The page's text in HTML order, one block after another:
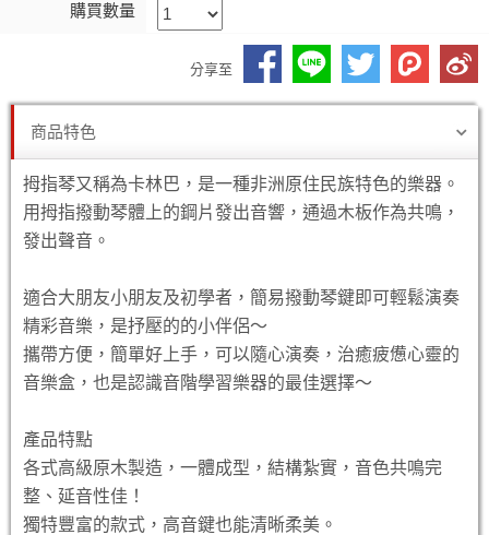
購買數量
分享至
商品特色
拇指琴又稱為卡林巴，是一種非洲原住民族特色的樂器。
用拇指撥動琴體上的鋼片發出音響，通過木板作為共鳴，
發出聲音。
適合大朋友小朋友及初學者，簡易撥動琴鍵即可輕鬆演奏
精彩音樂，是抒壓的的小伴侶～
攜帶方便，簡單好上手，可以隨心演奏，治癒疲憊心靈的
音樂盒，也是認識音階學習樂器的最佳選擇～
產品特點
各式高級原木製造，一體成型，結構紮實，音色共鳴完
整、延音性佳！
獨特豐富的款式，高音鍵也能清晰柔美。